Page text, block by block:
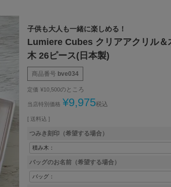
子供も大人も一緒に楽しめる！
Lumiere Cubes クリアアクリル＆
木 26ピース(日本製)
商品番号 bve034
定価 ¥10,500のところ
当店特別価格 ¥9,975税込
送料込
つみき刻印（希望する場合）
バッグのお名前（希望する場合）